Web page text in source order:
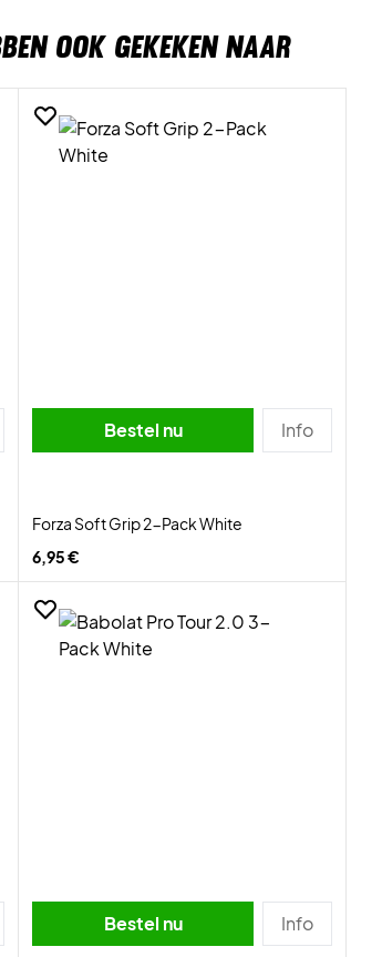
OOK GEKEKEN NAAR
Bestel nu Info
Forza Soft Grip 2-Pack White
6,95 €
Bestel nu Info